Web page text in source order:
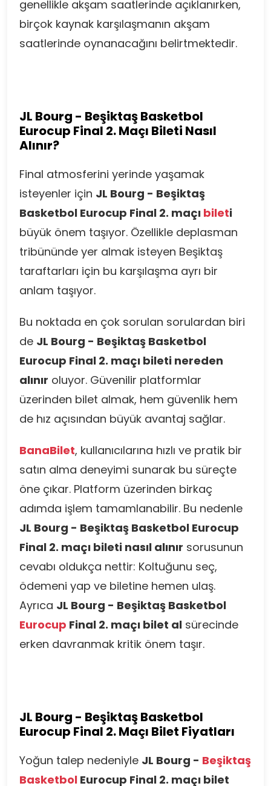
genellikle akşam saatlerinde açıklanırken,
birçok kaynak karşılaşmanın akşam
saatlerinde oynanacağını belirtmektedir.
JL Bourg - Beşiktaş Basketbol
Eurocup Final 2. Maçı Bileti Nasıl
Alınır?
Final atmosferini yerinde yaşamak
isteyenler için JL Bourg - Beşiktaş
Basketbol Eurocup Final 2. maçı bileti
büyük önem taşıyor. Özellikle deplasman
tribününde yer almak isteyen Beşiktaş
taraftarları için bu karşılaşma ayrı bir
anlam taşıyor.
Bu noktada en çok sorulan sorulardan biri
de JL Bourg - Beşiktaş Basketbol
Eurocup Final 2. maçı bileti nereden
alınır oluyor. Güvenilir platformlar
üzerinden bilet almak, hem güvenlik hem
de hız açısından büyük avantaj sağlar.
BanaBilet, kullanıcılarına hızlı ve pratik bir
satın alma deneyimi sunarak bu süreçte
öne çıkar. Platform üzerinden birkaç
adımda işlem tamamlanabilir. Bu nedenle
JL Bourg - Beşiktaş Basketbol Eurocup
Final 2. maçı bileti nasıl alınır sorusunun
cevabı oldukça nettir: Koltuğunu seç,
ödemeni yap ve biletine hemen ulaş.
Ayrıca JL Bourg - Beşiktaş Basketbol
Eurocup Final 2. maçı bilet al sürecinde
erken davranmak kritik önem taşır.
JL Bourg - Beşiktaş Basketbol
Eurocup Final 2. Maçı Bilet Fiyatları
Yoğun talep nedeniyle JL Bourg - Beşiktaş
Basketbol Eurocup Final 2. maçı bilet